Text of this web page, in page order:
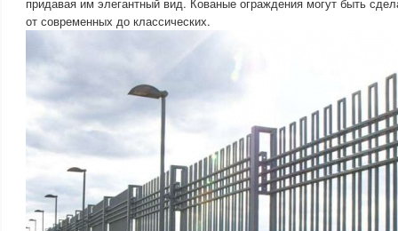
от современных до классических.